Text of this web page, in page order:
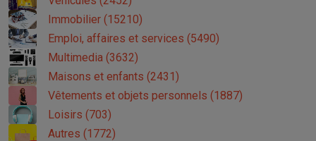
Immobilier (15210)
Emploi, affaires et services (5490)
Multimedia (3632)
Maisons et enfants (2431)
Vêtements et objets personnels (1887)
Loisirs (703)
Autres (1772)